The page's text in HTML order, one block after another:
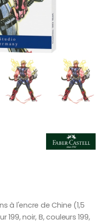
à l'encre de Chine (1,5
199, noir, B, couleurs 199,